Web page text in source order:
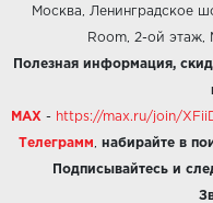
Москва, Ленинградское
Room, 2-ой этаж,
Полезная информация,
MAX - https://max.ru/join/
Телеграмм набирайте в
Подписывайтесь и